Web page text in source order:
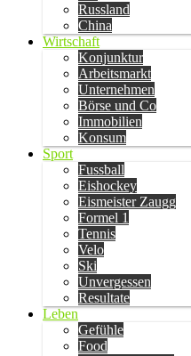
Russland
China
Wirtschaft
Konjunktur
Arbeitsmarkt
Unternehmen
Börse und Co
Immobilien
Konsum
Sport
Fussball
Eishockey
Eismeister Zaugg
Formel 1
Tennis
Velo
Ski
Unvergessen
Resultate
Leben
Gefühle
Food